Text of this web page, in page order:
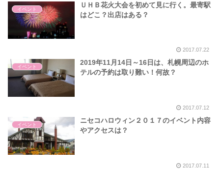
イベント
ＵＨＢ花火大会を初めて見に行く。最寄駅
はどこ？出店はある？
2017.07.22
イベント
2019年11月14日～16日は、札幌周辺のホ
テルの予約は取り難い！何故？
2017.07.12
イベント
ニセコハロウィン２０１７のイベント内容
やアクセスは？
2017.07.11